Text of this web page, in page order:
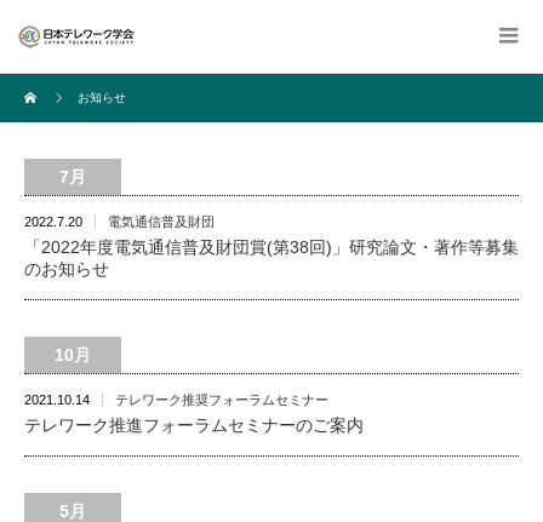
お知らせ
7月
2022.7.20 電気通信普及財団
「2022年度電気通信普及財団賞(第38回)」研究論文・著作等募集
のお知らせ
10月
2021.10.14 テレワーク推奨フォーラムセミナー
テレワーク推進フォーラムセミナーのご案内
5月